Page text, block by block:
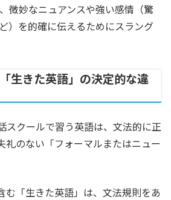
微妙なニュアンスや強い感情（驚
）を的確に伝えるためにスラング
生きた英語」の決定的な違
スクールで習う英語は、文法的に正
礼のない「フォーマルまたはニュー
む「生きた英語」は、文法規則をあ